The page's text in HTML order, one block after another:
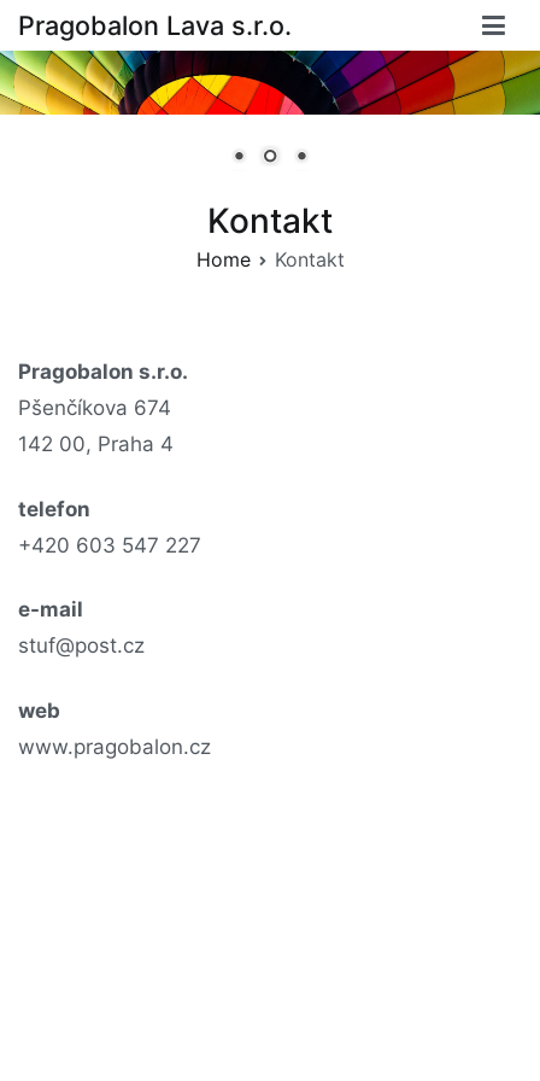
Skip
to
content
Pragobalon Lava s.r.o.
Kontakt
Home Kontakt
Pragobalon s.r.o.
Pšenčíkova 674
142 00, Praha 4
telefon
+420 603 547 227
e-mail
stuf@post.cz
web
www.pragobalon.cz